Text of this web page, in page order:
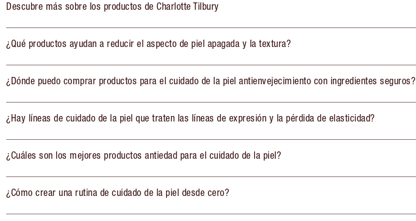
Descubre más sobre los productos de Charlotte Tilbury
¿Qué productos ayudan a reducir el aspecto de piel apagada y la textura?
¿Dónde puedo comprar productos para el cuidado de la piel antienvejecimiento con ingredientes seguros?
¿Hay líneas de cuidado de la piel que traten las líneas de expresión y la pérdida de elasticidad?
¿Cuáles son los mejores productos antiedad para el cuidado de la piel?
¿Cómo crear una rutina de cuidado de la piel desde cero?